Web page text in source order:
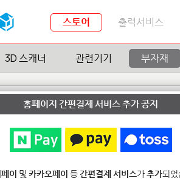
스토어 출력서비스
3D 스캐너 관련기기 부자재
홈페이지 간편결제 서비스 추가 공지
이 및 카카오페이 등간편결제 서비스가추가되